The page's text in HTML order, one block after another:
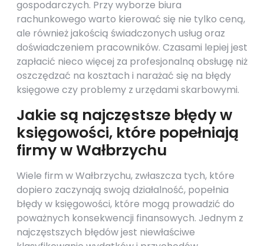
gospodarczych. Przy wyborze biura
rachunkowego warto kierować się nie tylko ceną,
ale również jakością świadczonych usług oraz
doświadczeniem pracowników. Czasami lepiej jest
zapłacić nieco więcej za profesjonalną obsługę niż
oszczędzać na kosztach i narażać się na błędy
księgowe czy problemy z urzędami skarbowymi.
Jakie są najczęstsze błędy w
księgowości, które popełniają
firmy w Wałbrzychu
Wiele firm w Wałbrzychu, zwłaszcza tych, które
dopiero zaczynają swoją działalność, popełnia
błędy w księgowości, które mogą prowadzić do
poważnych konsekwencji finansowych. Jednym z
najczęstszych błędów jest niewłaściwe